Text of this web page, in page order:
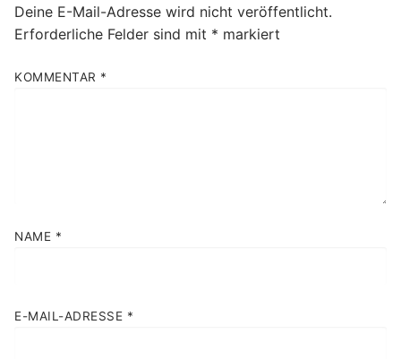
Deine E-Mail-Adresse wird nicht veröffentlicht.
Erforderliche Felder sind mit * markiert
KOMMENTAR *
NAME *
E-MAIL-ADRESSE *